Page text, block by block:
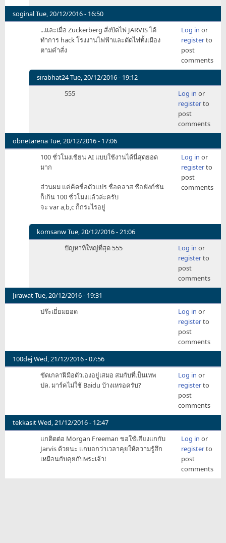
จะ​
ทำให้​
หุ้น​
by
HMage
soginalTue, 20/12/2016 - 16:50
...และเมื่อ Zuckerberg สั่งปิดไฟ JARVIS ได้
ทำการ hack โรงงานไฟฟ้าและตัดไฟทั้งเมือง
ตามคำสั่ง
Log in or
registerto
post
comments
sirabhat24Tue, 20/12/2016 - 19:12
In
Zuckerberg
by
soginal
555 Log in or
registerto
post
comments
obnetarenaTue, 20/12/2016 - 17:06
100 ชั่วโมงเขียน AI แบบใช้งานได้นี่สุดยอด
มาก
ส่วนผม แค่คิดชื่อตัวแปร ชื่อคลาส ชื่อฟังก์ชัน
ก็เกิน 100 ชั่วโมงแล้วล่ะครับ
จะ var a,b,c ก็กระไรอยู่
Log in or
registerto
post
comments
komsanwTue, 20/12/2016 - 21:06
In
เขียน
AI
by
ปัญหาที่ใหญ่ที่สุด 555 Log in or
registerto
post
comments
JirawatTue, 20/12/2016 - 19:31
ปร๊ะเยี่ยมยอด
Log in or
registerto
post
comments
100dejWed, 21/12/2016 - 07:56
ขัดเกลาฝีมือตัวเองอยู่เสมอ สมกับที่เป็นเทพ
ปล. มาร์คไม่ใช้ Baidu บ้างเหรอครับ?
Log in or
registerto
post
comments
tekkasitWed, 21/12/2016 - 12:47
แกติดต่อ Morgan Freeman ขอใช้เสียงแกกับ
Jarvis ด้วยนะ แกบอกว่าเวลาคุยให้ความรู้สึก
เหมือนกับคุยกับพระเจ้า!
Log in or
registerto
post
comments